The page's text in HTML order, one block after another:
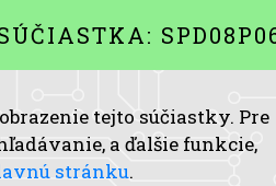
tejto súčiastky. Pre
a ďalšie funkcie,
stránku.